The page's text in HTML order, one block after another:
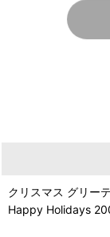
クリスマス グリー
Happy Holidays